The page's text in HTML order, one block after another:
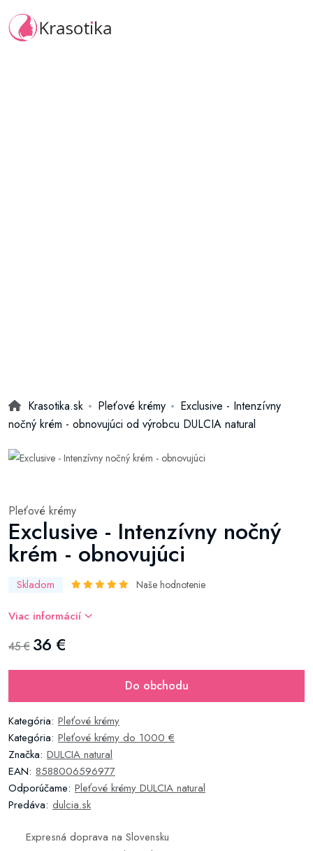
Krasotika.sk Pleťové krémy
Exclusive - Intenzívny
nočný krém - obnovujúci od výrobcu DULCIA natural
Pleťové krémy
Exclusive - Intenzívny nočný
krém - obnovujúci
Skladom Naše hodnotenie
Viac informácií
45 € 36 €
Do obchodu
Kategória: Pleťové krémy
Kategória: Pleťové krémy do 1000 €
Značka: DULCIA natural
EAN: 8588006596977
Odporúčame: Pleťové krémy DULCIA natural
Predáva: dulcia.sk
Expresná doprava na Slovensku